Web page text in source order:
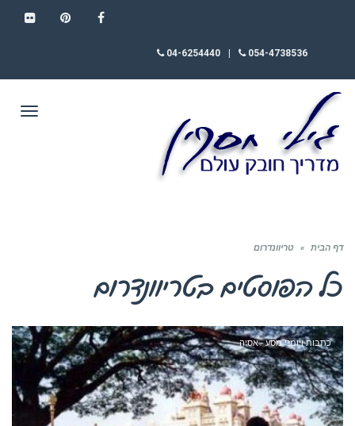
054-4738536
04-6254440
דף הבית » טריוונדרום
כל הפוסטים בטריוונדרום
כתבות ויומני מסע - אסיה